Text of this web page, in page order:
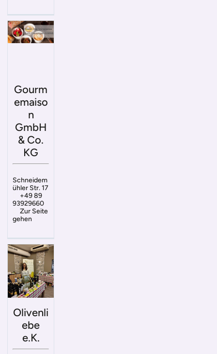
Gourm
emaiso
n
GmbH
& Co.
KG
Schneidem
ühler Str. 17
+49 89
93929660
Zur Seite
gehen
Olivenli
ebe
e.K.